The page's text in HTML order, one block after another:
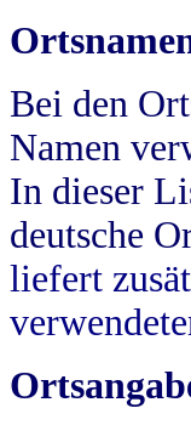
Bei den
Namen
In dieser
deutsche
liefert